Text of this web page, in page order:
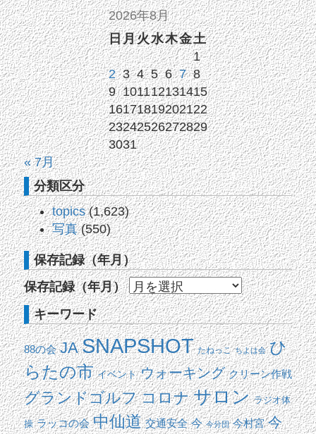
2026年8月
日月火水木金土
1
2 3 4 5 6 7 8
9 101112131415
16171819202122
23242526272829
3031
« 7月
分類区分
topics(1,623)
写真(550)
保存記録（年月）
保存記録（年月）
キーワード
88の会 JA SNAPSHOT たねっこ ちよは会 ひ
らたの市 イベント ウォーキング クリーン作戦
グランドゴルフ コロナ サロン ラジオ体
操 ラッコの会 中仙道 交通安全 今 今分団 今村宮 今